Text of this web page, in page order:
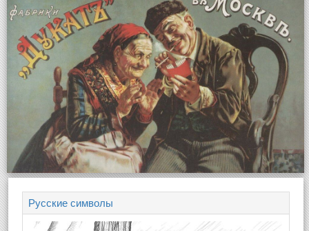
Русские символы